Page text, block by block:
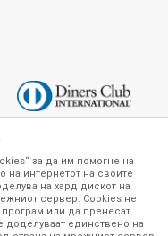
се изложени на нашата
точни и прецизни,
без ниту една грешка или
се достапни на залиха.
за да им помогне на
на интернетот на своите
на хард дискот на
сервер. Cookies не
или да пренесат
доделуваат единствено на